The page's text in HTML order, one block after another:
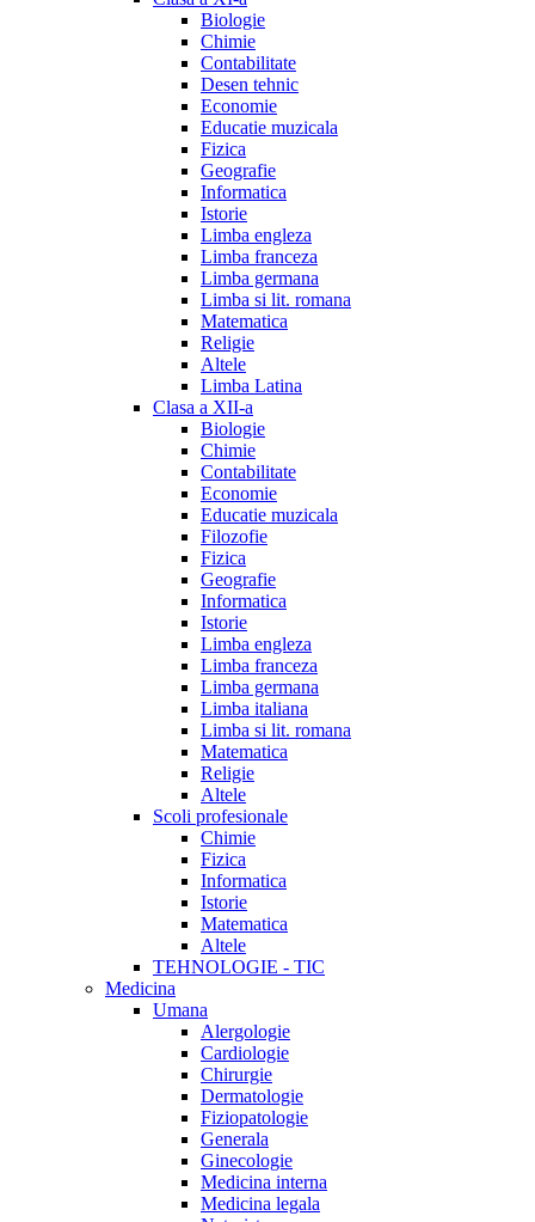
Biologie
Chimie
Contabilitate
Desen tehnic
Economie
Educatie muzicala
Fizica
Geografie
Informatica
Istorie
Limba engleza
Limba franceza
Limba germana
Limba si lit. romana
Matematica
Religie
Altele
Limba Latina
Clasa a XII-a
Biologie
Chimie
Contabilitate
Economie
Educatie muzicala
Filozofie
Fizica
Geografie
Informatica
Istorie
Limba engleza
Limba franceza
Limba germana
Limba italiana
Limba si lit. romana
Matematica
Religie
Altele
Scoli profesionale
Chimie
Fizica
Informatica
Istorie
Matematica
Altele
TEHNOLOGIE - TIC
Medicina
Umana
Alergologie
Cardiologie
Chirurgie
Dermatologie
Fiziopatologie
Generala
Ginecologie
Medicina interna
Medicina legala